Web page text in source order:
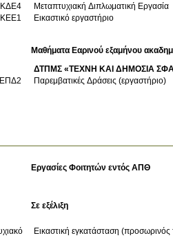
Μεταπτυχιακή Διπλωματική Εργασία
Εικαστικό εργαστήριο
Μαθήματα Εαρινού εξαμήνου
ΔΤΠΜΣ «ΤΕΧΝΗ ΚΑΙ ΔΗΜΟΣΙΑ
Παρεμβατικές Δράσεις (εργαστήριο)
Εργασίες Φοιτητών εντός ΑΠΘ
Σε εξέλιξη
Εικαστική εγκατάσταση (προσωρινός